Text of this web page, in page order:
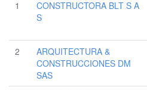
1
CONSTRUCTORA BLT S A
S
2
ARQUITECTURA &
CONSTRUCCIONES DM
SAS